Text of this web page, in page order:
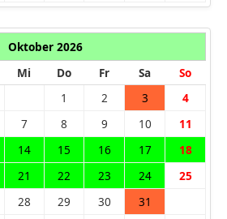
Oktober 2026
Mi Do Fr Sa So
1 2 3 4
7 8 9 10 11
14 15 16 17 18
21 22 23 24 25
28 29 30 31